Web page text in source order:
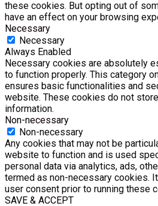
these cookies. But opting out of
have an effect on your browsing
Necessary
Necessary
Always Enabled
Necessary cookies are absolutely
to function properly. This category
ensures basic functionalities and
website. These cookies do not
information.
Non-necessary
Non-necessary
Any cookies that may not be
website to function and is used
personal data via analytics, ads,
termed as non-necessary cookies.
user consent prior to running these
SAVE & ACCEPT